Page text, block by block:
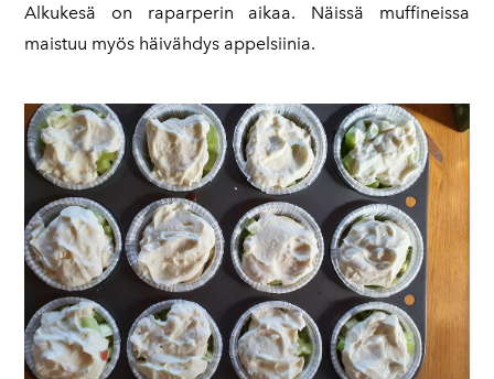
Alkukesä on raparperin aikaa. Näissä muffineissa
maistuu myös häivähdys appelsiinia.